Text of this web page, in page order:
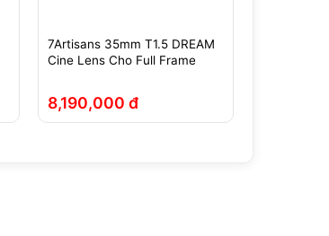
7Artisans 35mm T1.5 DREAM
Cine Lens Cho Full Frame
8,190,000 đ